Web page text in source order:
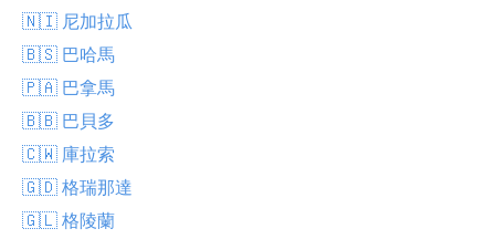
🇳🇮 尼加拉瓜
🇧🇸 巴哈馬
🇵🇦 巴拿馬
🇧🇧 巴貝多
🇨🇼 庫拉索
🇬🇩 格瑞那達
🇬🇱 格陵蘭